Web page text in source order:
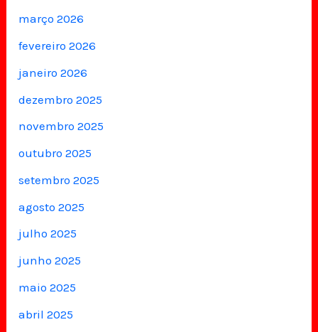
março 2026
fevereiro 2026
janeiro 2026
dezembro 2025
novembro 2025
outubro 2025
setembro 2025
agosto 2025
julho 2025
junho 2025
maio 2025
abril 2025